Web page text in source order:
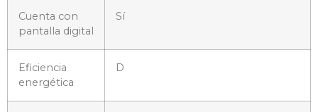
Cuenta con
pantalla digital
Sí
Eficiencia
energética
D